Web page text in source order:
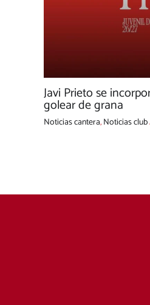
Javi Prieto se
golear de grana
Noticias cantera,Noticias club